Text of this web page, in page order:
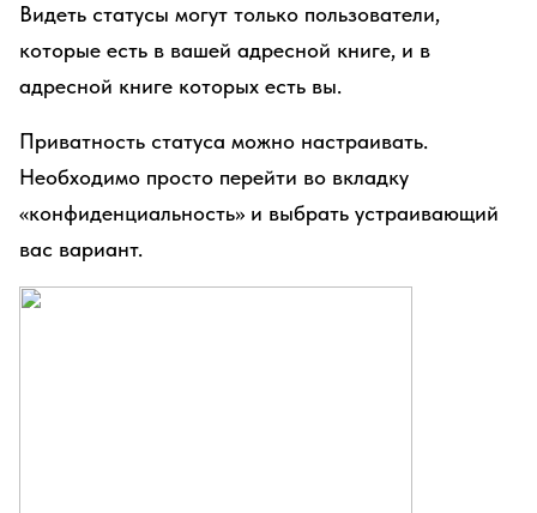
Видеть статусы могут только пользователи,
которые есть в вашей адресной книге, и в
адресной книге которых есть вы.
Приватность статуса можно настраивать.
Необходимо просто перейти во вкладку
«конфиденциальность» и выбрать устраивающий
вас вариант.